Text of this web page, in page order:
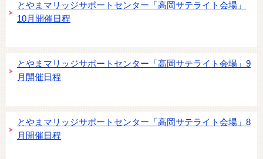
とやまマリッジサポートセンター「高岡サテライト会場」
10月開催日程
とやまマリッジサポートセンター「高岡サテライト会場」9
月開催日程
とやまマリッジサポートセンター「高岡サテライト会場」8
月開催日程